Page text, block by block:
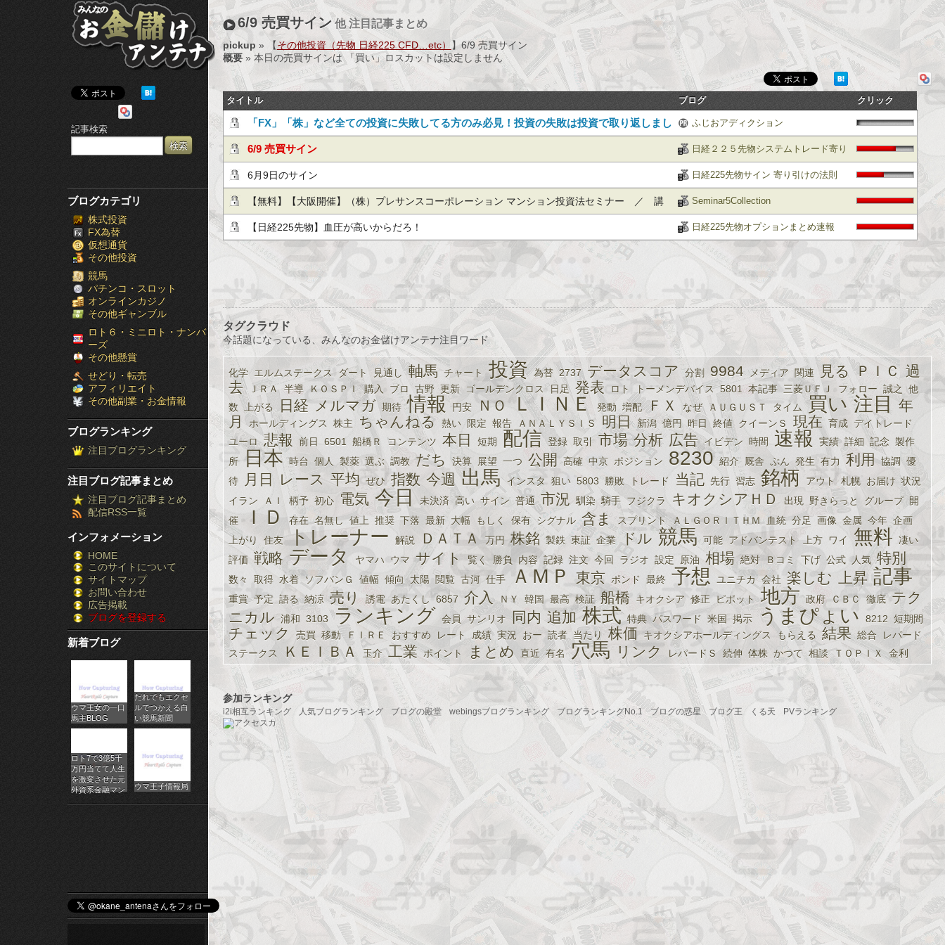
み
ん
な
の
お
金
儲
け
ア
ナ
［ブ
ロ
グ
ラ
ン
キ
ン
グ］-
株
FX
競
馬
パ
チ
ス
ロ
ラ
イ
ジ
記事検索
ブログカテゴリ
株式投資
FX為替
仮想通貨
その他投資
競馬
パチンコ・スロット
オンラインカジノ
その他ギャンブル
ロト６・ミニロト・ナンバ
ーズ
その他懸賞
せどり・転売
アフィリエイト
その他副業・お金情報
ブログランキング
注目ブログランキング
注目ブログ記事まとめ
注目ブログ記事まとめ
配信RSS一覧
インフォメーション
HOME
このサイトについて
サイトマップ
お問い合わせ
広告掲載
ブログを登録する
新着ブログ
ウマ王女の一口
馬主BLOG
だれでもエクセ
ルでつかえる白
い競馬新聞
ロト7で3億5千
万円当てて人生
を激変させた元
外資系金融マン
ウマ王子情報局
6/9 売買サイン 他 注目記事まとめ
pickup » 【その他投資（先物 日経225 CFD…etc）
】6/9 売買サイン
概要» 本日の売買サインは 「買い」ロスカットは設定しません
タイトル ブログ クリック
「FX」「株」など全ての投資に失敗してる方のみ必見！投資の失敗は投資で取り返しまし
ょう！
ふじおアディクション
6/9 売買サイン 日経２２５先物システムトレード寄り
引けブログ
6月9日のサイン 日経225先物サイン 寄り引けの法則
【無料】【大阪開催】（株）プレサンスコーポレーション マンション投資法セミナー ／ 講
師：河合 克磨
Seminar5Collection
【日経225先物】血圧が高いからだろ！ 日経225先物オプションまとめ速報
タグクラウド
今話題になっている、みんなのお金儲けアンテナ注目ワード
化学 エルムステークス ダート 見通し 軸馬 チャート 投資 為替 2737 データスコア 分割 9984 メディア 関連 見る ＰＩＣ 過
去
ＪＲＡ 半導 ＫＯＳＰＩ 購入 ブロ 古野 更新 ゴールデンクロス 日足 発表 ロト トーメンデバイス 5801 本記事 三菱ＵＦＪ フォロー 誠之
他
数
上がる 日経 メルマガ 期待 情報 円安 ＮＯ ＬＩＮＥ 発動 増配 ＦＸ なぜ ＡＵＧＵＳＴ タイム 買い 注目
年
月
ホールディングス 株主 ちゃんねる 熱い 限定 報告 ＡＮＡＬＹＳＩＳ 明日 新潟 億円 昨日 終値 クイーンＳ 現在 育成 デイトレード
ユーロ 悲報 前日 6501 船橋Ｒ コンテンツ 本日 短期 配信 登録 取引 市場 分析 広告 イビデン 時間 速報 実績 詳細 記念 製作
所 日本 時台 個人 製薬 選ぶ 調教 だち 決算 展望 一つ 公開 高確 中京 ポジション 8230 紹介 厩舎 ぷん 発生 有力 利用 協調
優
待
月日 レース 平均 ぜひ 指数 今週 出馬 インスタ 狙い 5803 勝敗 トレード 当記 先行 習志 銘柄 アウト 札幌 お届け 状況
イラン
ＡＩ 柄予 初心 電気 今日 未決済 高い サイン 普通 市況 馴染 騎手 フジクラ キオクシアＨＤ 出現 野きらっと グループ
開
催 ＩＤ 存在 名無し 値上 推奨 下落 最新 大幅 もしく 保有 シグナル 含ま スプリント ＡＬＧＯＲＩＴＨＭ 血統 分足 画像 金属 今年 企画
上がり
住友 トレーナー 解説 ＤＡＴＡ 万円 株銘 製鉄 東証 企業 ドル 競馬 可能 アドバンテスト 上方 ワイ 無料 凄い
評価 戦略 データ ヤマハ ウマ サイト 覧く 勝負 内容 記録 注文 今回 ラジオ 設定 原油 相場 絶対 Ｂコミ 下げ 公式 人気 特別
数々 取得 水着 ソフバンＧ 値幅 傾向 太陽 閲覧 古河 仕手 ＡＭＰ 東京 ポンド 最終 予想 ユニチカ 会社 楽しむ 上昇 記事
重賞 予定 語る 納涼 売り 誘電 あたくし 6857 介入 ＮＹ 韓国 最高 検証 船橋 キオクシア 修正 ピポット 地方 政府 ＣＢＣ 徹底 テク
ニカル 浦和 3103 ランキング 会員 サンリオ 同内 追加 株式 特典 パスワード 米国 掲示 うまぴょい 8212 短期間
チェック 売買 移動 ＦＩＲＥ おすすめ レート 成績 実況 おー 読者 当たり 株価 キオクシアホールディングス もらえる 結果 総合
レパード
ステークス
ＫＥＩＢＡ 玉介 工業 ポイント まとめ 直近 有名 穴馬 リンク レパードＳ 続伸 体株 かつて 相談 ＴＯＰＩＸ 金利
参加ランキング
i2i相互ランキング 人気ブログランキング ブログの殿堂 webingsブログランキング ブログランキングNo.1 ブログの惑星 ブログ王 くる天 PVランキング